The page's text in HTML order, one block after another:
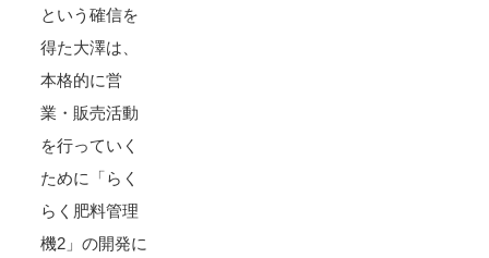
という確信を
得た大澤は、
本格的に営
業・販売活動
を行っていく
ために「らく
らく肥料管理
機2」の開発に